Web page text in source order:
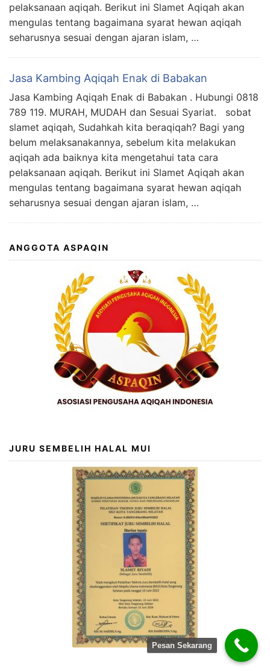
pelaksanaan aqiqah. Berikut ini Slamet Aqiqah akan
mengulas tentang bagaimana syarat hewan aqiqah
seharusnya sesuai dengan ajaran islam, …
Jasa Kambing Aqiqah Enak di Babakan
Jasa Kambing Aqiqah Enak di Babakan . Hubungi 0818
789 119. MURAH, MUDAH dan Sesuai Syariat. sobat
slamet aqiqah, Sudahkah kita beraqiqah? Bagi yang
belum melaksanakannya, sebelum kita melakukan
aqiqah ada baiknya kita mengetahui tata cara
pelaksanaan aqiqah. Berikut ini Slamet Aqiqah akan
mengulas tentang bagaimana syarat hewan aqiqah
seharusnya sesuai dengan ajaran islam, …
ANGGOTA ASPAQIN
JURU SEMBELIH HALAL MUI
Pesan Sekarang